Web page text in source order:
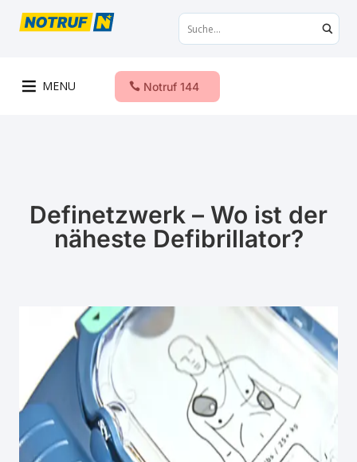
MENU Notruf 144
Definetzwerk – Wo ist der
näheste Defibrillator?